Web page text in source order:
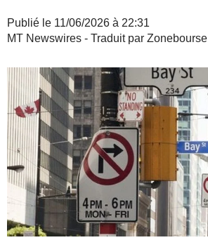
Publié le 11/06/2026 à 22:31
MT Newswires - Traduit par Zonebourse